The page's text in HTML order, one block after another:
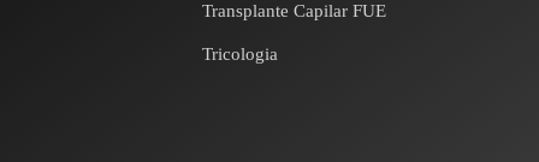
Transplante Capilar FUE
Tricologia